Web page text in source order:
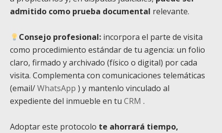
admitido como prueba documental relevante.
Consejo profesional: incorpora el parte de visita
como procedimiento estándar de tu agencia: un folio
claro, firmado y archivado (físico o digital) por cada
visita. Complementa con comunicaciones telemáticas
(email/WhatsApp ) y mantenlo vinculado al
expediente del inmueble en tu CRM .
Adoptar este protocolo te ahorrará tiempo,